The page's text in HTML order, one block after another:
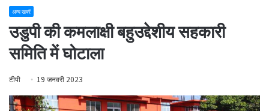
अन्य खबरें
उडुपी की कमलाक्षी बहुउद्देशीय सहकारी
समिति में घोटाला
टीपी 19 जनवरी 2023